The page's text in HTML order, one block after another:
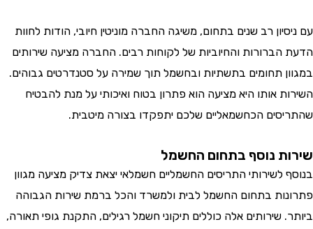
רב שנים בתחום, משיגה החברה מוניטין חיובי, הודות לחוות
והחיוביות של לקוחות רבים. החברה מציעה שירותים
תחומים בתשתיות ובחשמל תוך שמירה על סטנדרטים גבוהים.
אותו היא מציעה הוא פתרון בטוח ואיכותי על מנת להבטיח
הכחשמאליים שלכם יתפקדו בצורה מיטבית.
נוסף בתחום החשמל
לשירותי התריסים החשמליים חשמלאי יצאת צדיק מציעה מגוון
בתחום החשמל לבית ולמשרד והכל ברמת שירות הגבוהה
שירותים אלה כוללים תיקוני חשמל רגילים, התקנת גופי תאורה,